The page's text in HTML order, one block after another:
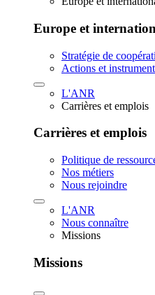
Europe et
Stratégie de
Actions et
L'ANR
Carrières et emplois
Carrières et emplois
Politique de
Nos métiers
Nous rejoindre
L'ANR
Nous connaître
Missions
Missions